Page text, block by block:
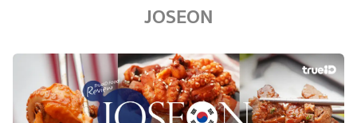
JOSEON